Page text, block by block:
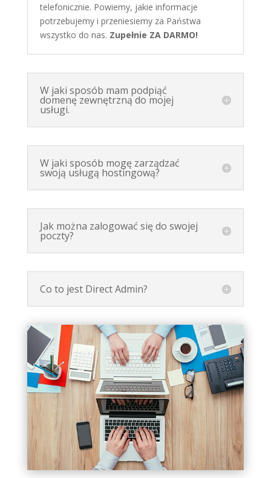
telefonicznie. Powiemy, jakie informacje
potrzebujemy i przeniesiemy za Państwa
wszystko do nas. Zupełnie ZA DARMO!
W jaki sposób mam podpiąć
domenę zewnętrzną do mojej
usługi.
W jaki sposób mogę zarządzać
swoją usługą hostingową?
Jak można zalogować się do swojej
poczty?
Co to jest Direct Admin?